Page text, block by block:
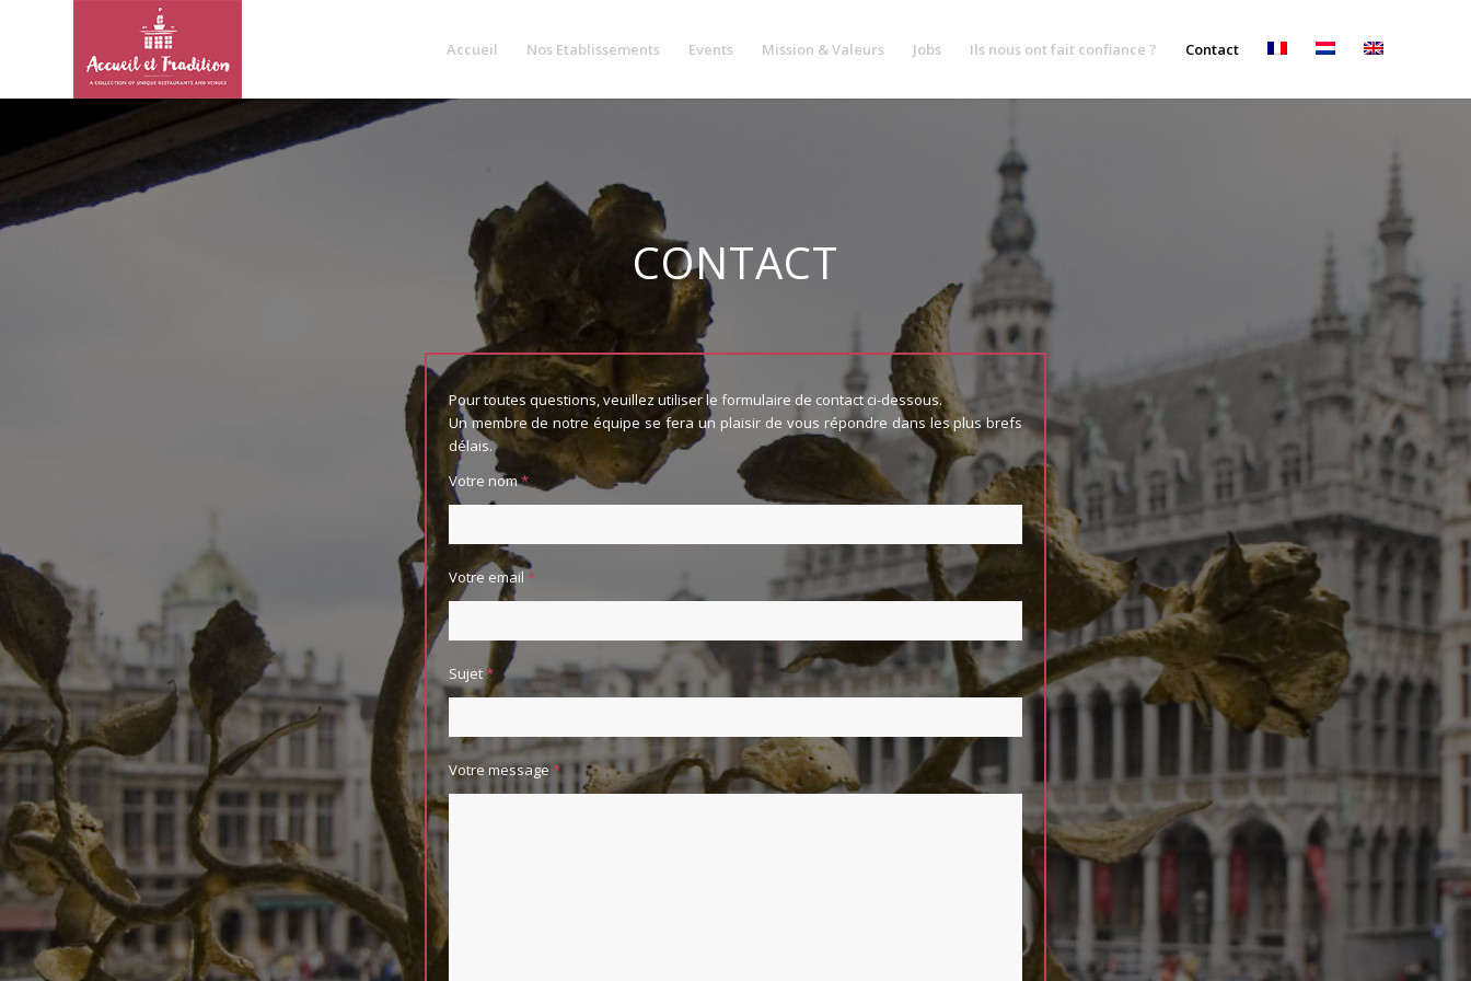
Accueil Nos Etablissements Events Mission & Valeurs Jobs Ils nous ont fait confiance ? Contact
CONTACT
Pour toutes questions, veuillez utiliser le formulaire de contact ci-dessous.
Un membre de notre équipe se fera un plaisir de vous répondre dans les plus brefs
délais.
Votre nom*
Votre email *
Sujet*
Votre message *